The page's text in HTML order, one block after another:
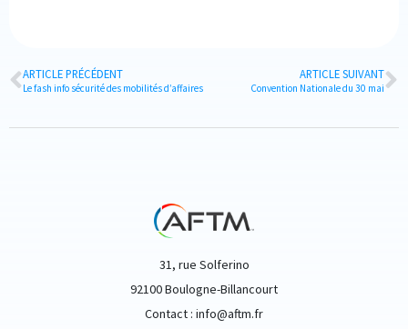
ARTICLE PRÉCÉDENT
Le fash info sécurité des mobilités d’affaires
ARTICLE SUIVANT
Convention Nationale du 30 mai
31, rue Solferino
92100 Boulogne-Billancourt
Contact : info@aftm.fr